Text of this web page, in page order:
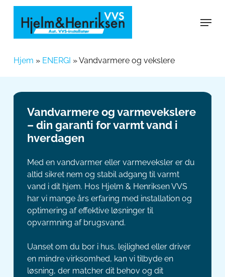
Skip
content
Menu
Hjem » ENERGI »Vandvarmere og vekslere
Vandvarmere og varmevekslere
– din garanti for varmt vand i
hverdagen
Med en vandvarmer eller varmeveksler er du
altid sikret nem og stabil adgang til varmt
vand i dit hjem. Hos Hjelm & Henriksen VVS
har vi mange års erfaring med installation og
optimering af effektive løsninger til
opvarmning af brugsvand.
Uanset om du bor i hus, lejlighed eller driver
en mindre virksomhed, kan vi tilbyde en
løsning, der matcher dit behov og dit